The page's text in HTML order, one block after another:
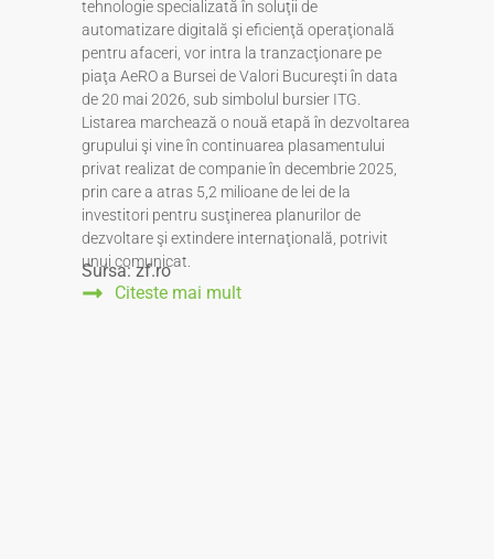
tehnologie specializată în soluţii de
automatizare digitală şi eficienţă operaţională
pentru afaceri, vor intra la tranzacţionare pe
piaţa AeRO a Bursei de Valori Bucureşti în data
de 20 mai 2026, sub simbolul bursier ITG.
Listarea marchează o nouă etapă în dezvoltarea
grupului şi vine în continuarea plasamentului
privat realizat de companie în decembrie 2025,
prin care a atras 5,2 milioane de lei de la
investitori pentru susţinerea planurilor de
dezvoltare şi extindere internaţională, potrivit
unui comunicat.
Sursa: zf.ro
Citeste mai mult